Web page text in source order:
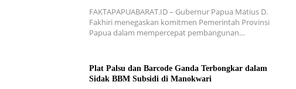
FAKTAPAPUABARAT.ID – Gubernur Papua Matius D.
Fakhiri menegaskan komitmen Pemerintah Provinsi
Papua dalam mempercepat pembangunan…
Plat Palsu dan Barcode Ganda Terbongkar dalam
Sidak BBM Subsidi di Manokwari